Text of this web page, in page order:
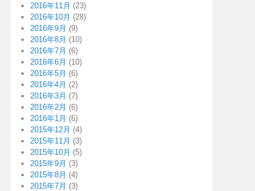
2016年11月 (23)
2016年10月 (28)
2016年9月 (9)
2016年8月 (10)
2016年7月 (6)
2016年6月 (10)
2016年5月 (6)
2016年4月 (2)
2016年3月 (7)
2016年2月 (6)
2016年1月 (6)
2015年12月 (4)
2015年11月 (3)
2015年10月 (5)
2015年9月 (3)
2015年8月 (4)
2015年7月 (3)